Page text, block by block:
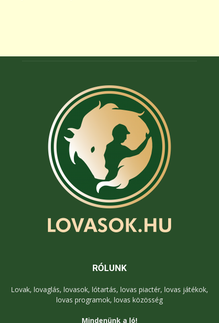
RÓLUNK
Lovak, lovaglás, lovasok, lótartás, lovas piactér, lovas játékok,
lovas programok, lovas közösség
Mindenünk a ló!